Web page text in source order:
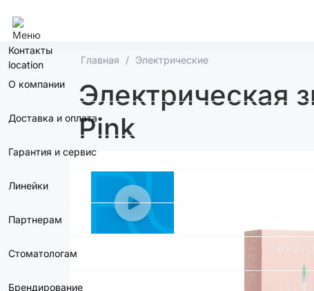
Контакты
О компании
Доставка и оплата
Гарантия и сервис
Линейки
Партнерам
Стоматологам
Брендирование
Главная Электрические
Электрическая
Pink